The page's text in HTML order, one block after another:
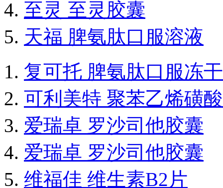
至灵 至灵胶囊
天福 脾氨肽口服溶液
复可托 脾氨肽口服冻
可利美特 聚苯乙烯磺
爱瑞卓 罗沙司他胶囊
爱瑞卓 罗沙司他胶囊
维福佳 维生素B2片